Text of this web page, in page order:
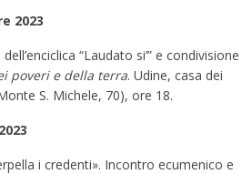
2023
“Laudato si’” e condivisione
poveri e della terra. Udine, casa dei
S. Michele, 70), ore 18.
i credenti». Incontro ecumenico e